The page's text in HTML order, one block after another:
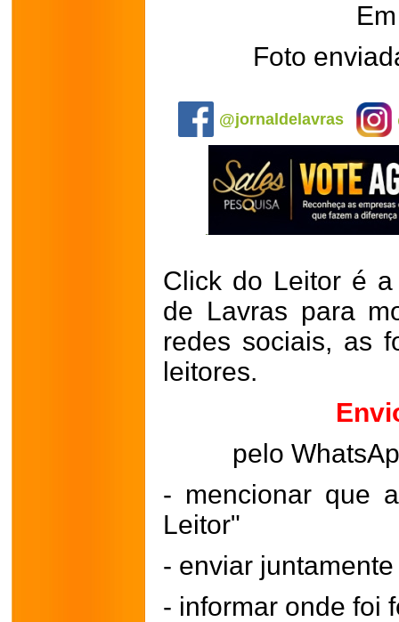
Foto
@jornaldelavras
Click do Leitor é
de Lavras para
redes sociais, as
leitores.
pelo
- mencionar que
Leitor"
- enviar
- informar onde foi